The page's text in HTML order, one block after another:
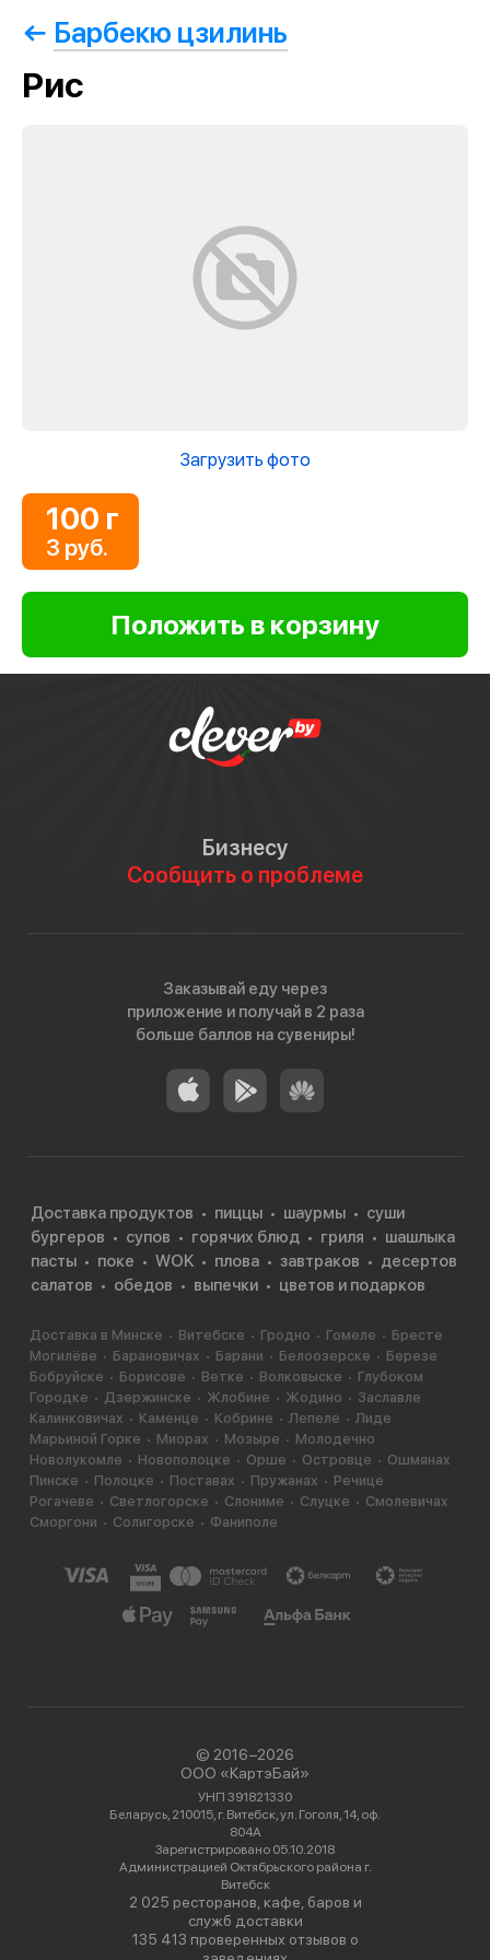
Барбекю цзилинь
Рис
Загрузить фото
100 г
3 руб.
Бизнесу
Сообщить о проблеме
Заказывай еду через
приложение и получай в 2 раза
больше баллов на сувениры!
Доставка продуктов пиццы шаурмы
суши
бургеров
супов горячих блюд гриля
шашлыка
пасты
поке WOK плова завтраков
десертов
салатов
обедов выпечки цветов и подарков
Доставка в Минске Витебске Гродно Гомеле
Бресте
Могилёве
Барановичах Барани Белоозерске
Березе
Бобруйске
Борисове Ветке Волковыске
Глубоком
Городке
Дзержинске Жлобине Жодино
Заславле
Калинковичах
Каменце Кобрине Лепеле
Лиде
Марьиной Горке
Миорах Мозыре
Молодечно
Новолукомле
Новополоцке Орше Островце
Ошмянах
Пинске
Полоцке Поставах Пружанах
Речице
Рогачеве
Светлогорске Слониме Слуцке
Смолевичах
Сморгони
Солигорске Фаниполе
© 2016−2026
ООО «КартэБай»
УНП 391821330
Беларусь, 210015, г. Витебск, ул. Гоголя, 14, оф.
804А
Зарегистрировано 05.10.2018
Администрацией Октябрьского района г.
Витебск
2 025 ресторанов, кафе, баров и
служб доставки
135 413 проверенных отзывов о